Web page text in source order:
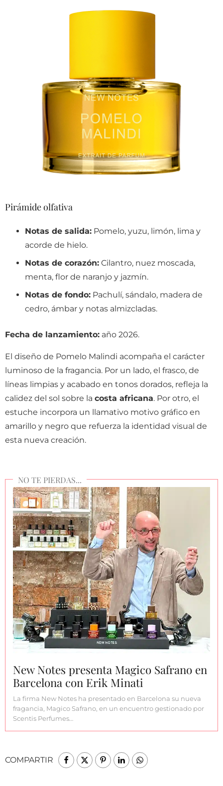
Pirámide olfativa
Notas de salida: Pomelo, yuzu, limón, lima y
acorde de hielo.
Notas de corazón: Cilantro, nuez moscada,
menta, flor de naranjo y jazmín.
Notas de fondo: Pachulí, sándalo, madera de
cedro, ámbar y notas almizcladas.
Fecha de lanzamiento: año 2026.
El diseño de Pomelo Malindi acompaña el carácter
luminoso de la fragancia. Por un lado, el frasco, de
líneas limpias y acabado en tonos dorados, refleja la
calidez del sol sobre la costa africana. Por otro, el
estuche incorpora un llamativo motivo gráfico en
amarillo y negro que refuerza la identidad visual de
esta nueva creación.
New Notes presenta Magico Safrano en
Barcelona con Erik Minati
La firma New Notes ha presentado en Barcelona su nueva
fragancia, Magico Safrano, en un encuentro gestionado por
Scentis Perfumes…
COMPARTIR